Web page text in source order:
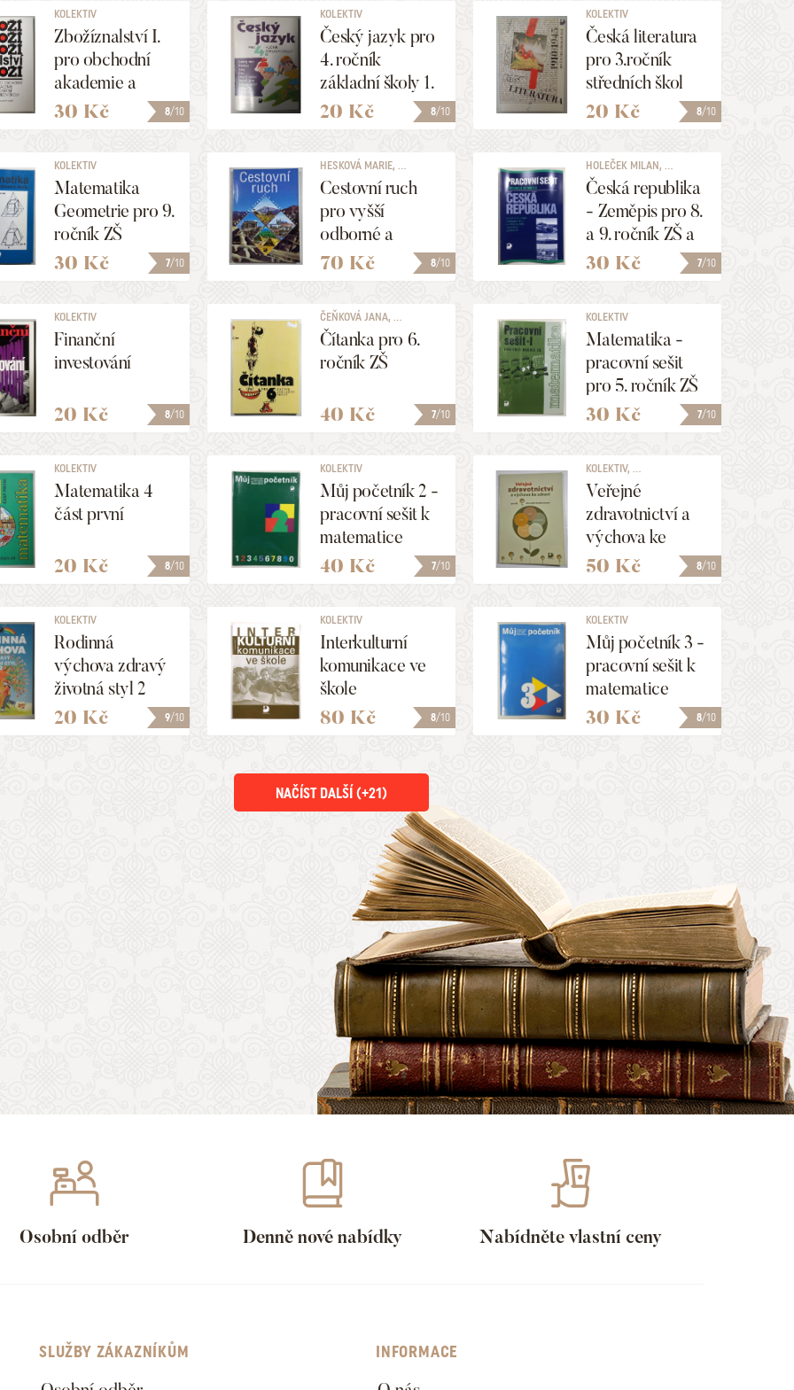
8/10
KOLEKTIV
Zbožíznalství I.
pro obchodní
akademie a
ostatní střední
školy
30 Kč 8/10
KOLEKTIV
Český jazyk pro
4. ročník
základní školy 1.
část
20 Kč 8/10
KOLEKTIV
Česká literatura
pro 3.ročník
středních škol
20 Kč
7/10
KOLEKTIV
Matematika
Geometrie pro 9.
ročník ZŠ
30 Kč 8/10
HESKOVÁ MARIE, ...
Cestovní ruch
pro vyšší
odborné a
vysoké školy
70 Kč 7/10
HOLEČEK MILAN, ...
Česká republika
- Zeměpis pro 8.
a 9. ročník ZŠ a
nižší ročníky
víceletých
gymnázií -
pracovní sešit
30 Kč
8/10
KOLEKTIV
Finanční
investování
20 Kč 7/10
ČEŇKOVÁ JANA, ...
Čítanka pro 6.
ročník ZŠ
40 Kč 7/10
KOLEKTIV
Matematika -
pracovní sešit
pro 5. ročník ZŠ
díl I.
30 Kč
8/10
KOLEKTIV
Matematika 4
část první
20 Kč 7/10
KOLEKTIV
Můj početník 2 -
pracovní sešit k
matematice
40 Kč 8/10
KOLEKTIV, ...
Veřejné
zdravotnictví a
výchova ke
zdraví
50 Kč
9/10
KOLEKTIV
Rodinná
výchova zdravý
životná styl 2
20 Kč 8/10
KOLEKTIV
Interkulturní
komunikace ve
škole
80 Kč 8/10
KOLEKTIV
Můj početník 3 -
pracovní sešit k
matematice
30 Kč
NAČÍST DALŠÍ (+21)
Osobní odběr Denně nové nabídky Nabídněte vlastní ceny
SLUŽBY ZÁKAZNÍKŮM INFORMACE